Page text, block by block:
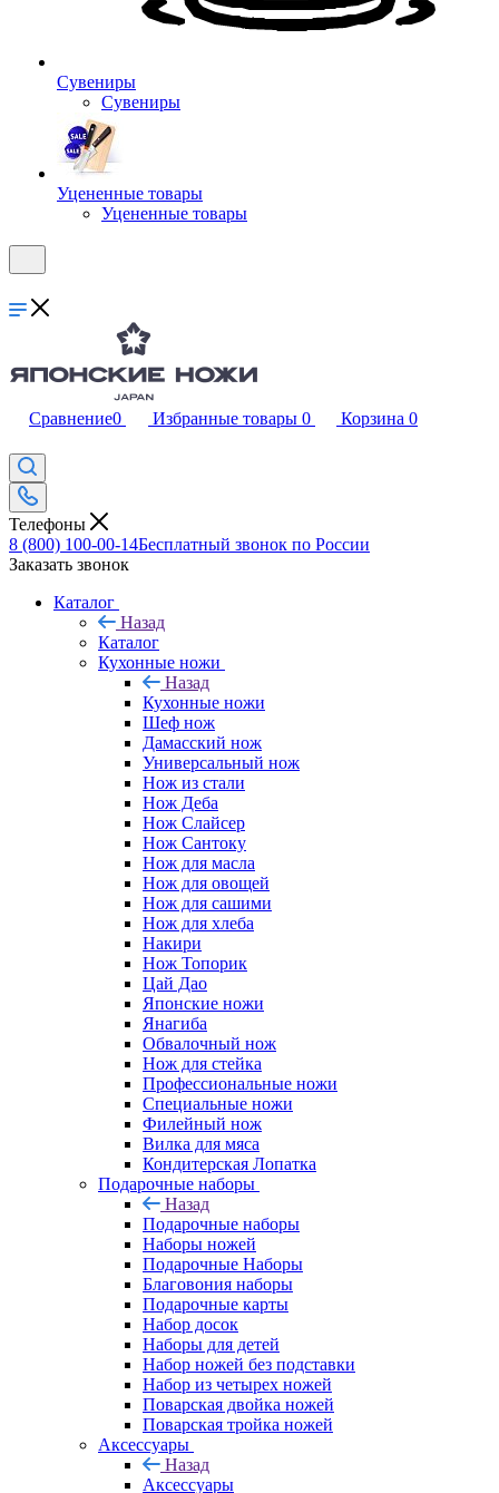
Сувениры
Сувениры
Уцененные товары
Уцененные товары
Сравнение0 Избранные товары 0 Корзина 0
Телефоны
8 (800) 100-00-14Бесплатный звонок по России
Заказать звонок
Каталог
Назад
Каталог
Кухонные ножи
Назад
Кухонные ножи
Шеф нож
Дамасский нож
Универсальный нож
Нож из стали
Нож Деба
Нож Слайсер
Нож Сантоку
Нож для масла
Нож для овощей
Нож для сашими
Нож для хлеба
Накири
Нож Топорик
Цай Дао
Японские ножи
Янагиба
Обвалочный нож
Нож для стейка
Профессиональные ножи
Специальные ножи
Филейный нож
Вилка для мяса
Кондитерская Лопатка
Подарочные наборы
Назад
Подарочные наборы
Наборы ножей
Подарочные Наборы
Благовония наборы
Подарочные карты
Набор досок
Наборы для детей
Набор ножей без подставки
Набор из четырех ножей
Поварская двойка ножей
Поварская тройка ножей
Аксессуары
Назад
Аксессуары